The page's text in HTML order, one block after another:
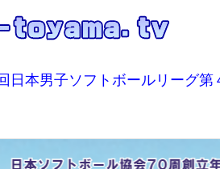
日本男子ソフトボールリーグ